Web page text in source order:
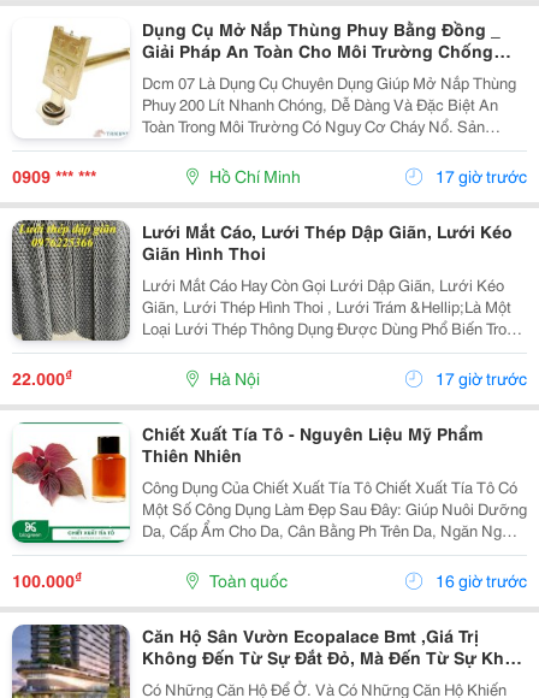
Dụng Cụ Mở Nắp Thùng Phuy Bằng Đồng _
Giải Pháp An Toàn Cho Môi Trường Chống
Cháy Nổ
Dcm 07 Là Dụng Cụ Chuyên Dụng Giúp Mở Nắp Thùng
Phuy 200 Lít Nhanh Chóng, Dễ Dàng Và Đặc Biệt An
Toàn Trong Môi Trường Có Nguy Cơ Cháy Nổ. Sản
Phẩm Được Chế Tạo Từ Đồng Nguyên Khối , Hạn Chế
Phát Sinh Tia Lửa Khi Thao Tác, Đáp Ứng Yêu Cầu Của
0909 *** *** Hồ Chí Minh 17 giờ trước
Lưới Mắt Cáo, Lưới Thép Dập Giãn, Lưới Kéo
Giãn Hình Thoi
Lưới Mắt Cáo Hay Còn Gọi Lưới Dập Giãn, Lưới Kéo
Giãn, Lưới Thép Hình Thoi , Lưới Trám &Hellip;Là Một
Loại Lưới Thép Thông Dụng Được Dùng Phổ Biến Trong
Đời Sống Hiện Nay Vì Nó Có Kiểu Dáng Đẹp, Trọng
Lượng Nhẹ, Cứng Và Chịu Lực Tốt. Kích Thước Lưới...
22.000₫ Hà Nội 17 giờ trước
Chiết Xuất Tía Tô - Nguyên Liệu Mỹ Phẩm
Thiên Nhiên
Công Dụng Của Chiết Xuất Tía Tô Chiết Xuất Tía Tô Có
Một Số Công Dụng Làm Đẹp Sau Đây: Giúp Nuôi Dưỡng
Da, Cấp Ẩm Cho Da, Cân Bằng Ph Trên Da, Ngăn Ngừa
Tình Trạng Da Khô, Thô Ráp, Sần Sùi, Bong Tróc&Hellip;
Giúp Kháng Khuẩn, Làm Sạch Da, Tẩy...
100.000₫ Toàn quốc 16 giờ trước
Căn Hộ Sân Vườn Ecopalace Bmt ,Giá Trị
Không Đến Từ Sự Đắt Đỏ, Mà Đến Từ Sự Khan
Hiếm
Có Những Căn Hộ Để Ở. Và Có Những Căn Hộ Khiến